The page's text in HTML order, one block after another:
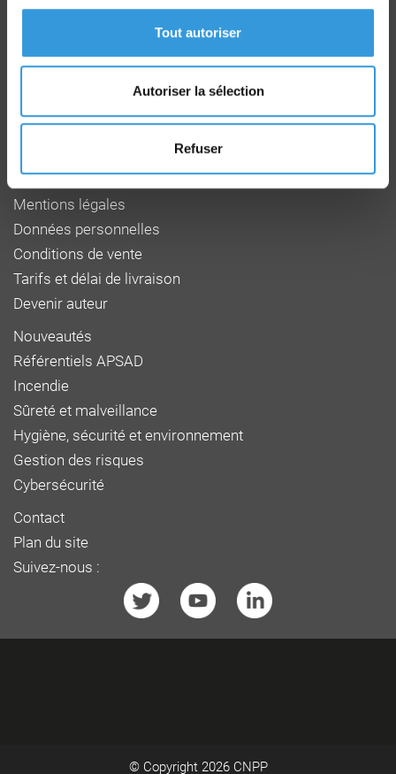
Tout autoriser
Autoriser la sélection
Refuser
Route de la Chapelle Réanville
Tél : 02 32 53 64 34
Qui sommes-nous
Mentions légales
Données personnelles
Conditions de vente
Tarifs et délai de livraison
Devenir auteur
Nouveautés
Référentiels APSAD
Incendie
Sûreté et malveillance
Hygiène, sécurité et environnement
Gestion des risques
Cybersécurité
Contact
Plan du site
Suivez-nous :
© Copyright 2026 CNPP